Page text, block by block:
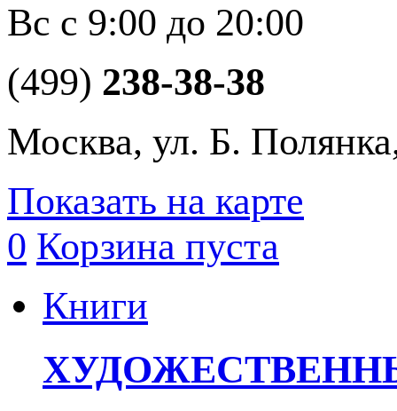
Вс с 9:00 до 20:00
(499) 238-38-38
Москва, ул. Б.
Показать на карте
0 Корзина пуста
Книги